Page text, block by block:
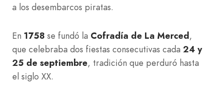
a los desembarcos piratas.
En 1758 se fundó la Cofradía de La Merced,
que celebraba dos fiestas consecutivas cada 24 y
25 de septiembre, tradición que perduró hasta
el siglo XX.